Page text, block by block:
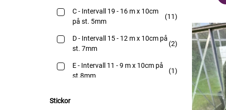
väst (12)
åkpåsar(1)
C - Intervall 19 - 16 m x 10cm
på st. 5mm
(11)
D - Intervall 15 - 12 m x 10cm på
st. 7mm
(2)
E - Intervall 11 - 9 m x 10cm på
st.8mm
(1)
Stickor